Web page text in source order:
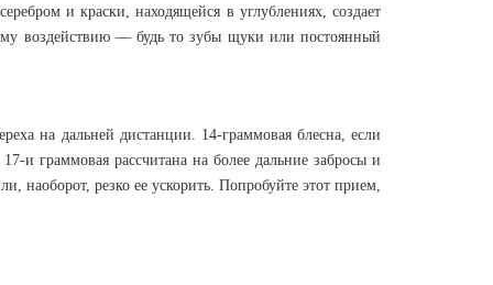
и краски, находящейся в углублениях, создает
воздействию — будь то зубы щуки или постоянный
на дальней дистанции. 14-граммовая блесна, если
и граммовая рассчитана на более дальние забросы и
наоборот, резко ее ускорить. Попробуйте этот прием,